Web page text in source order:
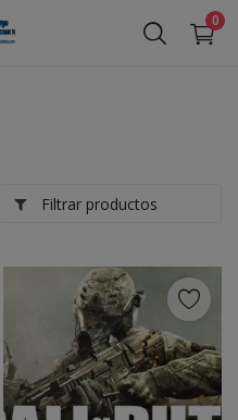
0
Filtrar productos